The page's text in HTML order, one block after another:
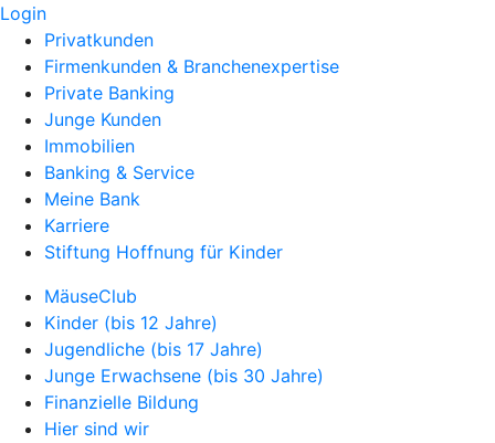
Login
Privatkunden
Firmenkunden & Branchenexpertise
Private Banking
Junge Kunden
Immobilien
Banking & Service
Meine Bank
Karriere
Stiftung Hoffnung für Kinder
MäuseClub
Kinder (bis 12 Jahre)
Jugendliche (bis 17 Jahre)
Junge Erwachsene (bis 30 Jahre)
Finanzielle Bildung
Hier sind wir